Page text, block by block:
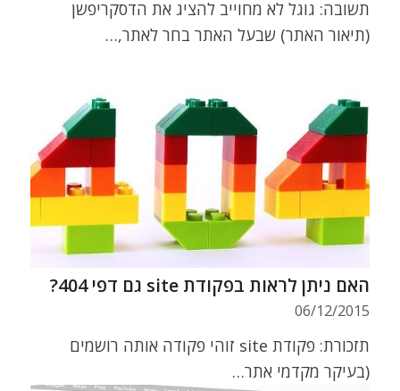
תשובה: גוגל לא מחוייב להציג את הדסקריפשן
(תיאור האתר) שבעל האתר בחר לאתר,…
האם ניתן לראות בפקודת site גם דפי 404?
06/12/2015
תזכורת: פקודת site זוהי פקודה אותה רושמים
(בעיקר מקדמי אתר…